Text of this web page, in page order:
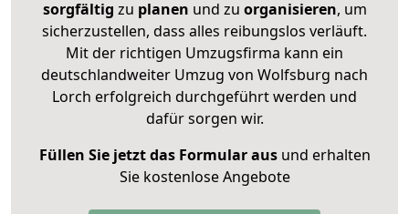
sorgfältig zu planen und zu organisieren, um
sicherzustellen, dass alles reibungslos verläuft.
Mit der richtigen Umzugsfirma kann ein
deutschlandweiter Umzug von Wolfsburg nach
Lorch erfolgreich durchgeführt werden und
dafür sorgen wir.
Füllen Sie jetzt das Formular ausund erhalten
Sie kostenlose Angebote